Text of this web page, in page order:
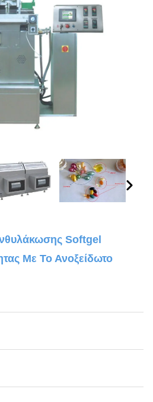
Softgel
Με Το Ανοξείδωτο